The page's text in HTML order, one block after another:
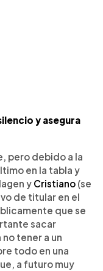
y asegura
pero debido a la
en la tabla y
y Cristiano (se
de titular en el
que se
sacar
tener a un
todo en una
a futuro muy